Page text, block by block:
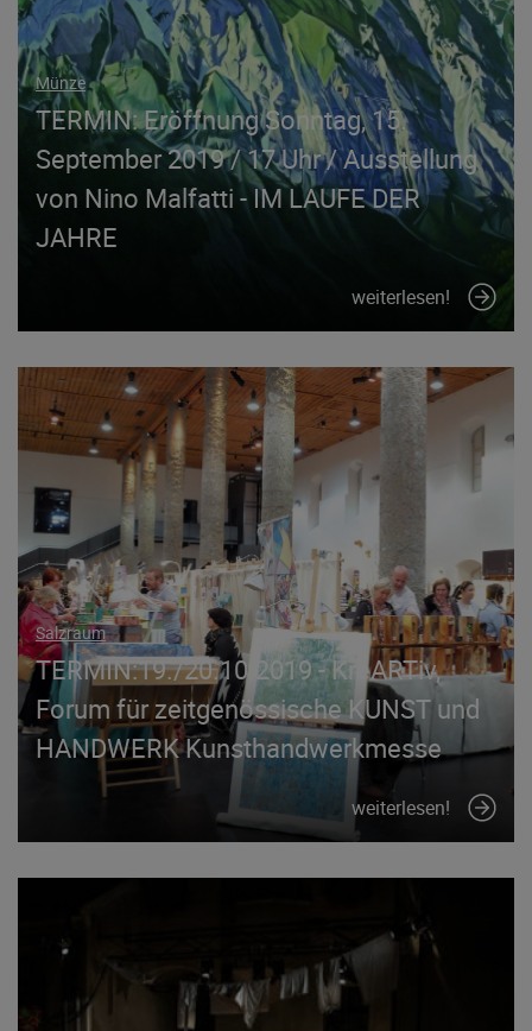
Münze
TERMIN: Eröffnung Sonntag, 15.
September 2019 / 17 Uhr / Ausstellung
von Nino Malfatti - IM LAUFE DER
JAHRE
weiterlesen!
Salzraum
TERMIN:19./20.10.2019 - KreARTiv,
Forum für zeitgenössische KUNST und
HANDWERK Kunsthandwerkmesse
weiterlesen!